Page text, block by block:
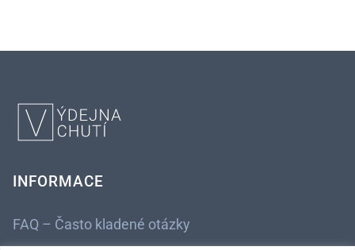
INFORMACE
FAQ – Často kladené otázky